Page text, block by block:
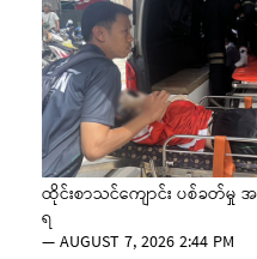
ထိုင်းစာသင်ကျောင်း ပစ်ခတ်မှု
ရ
—AUGUST 7, 2026 2:44 PM